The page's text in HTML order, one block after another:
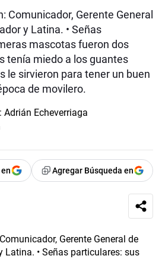
Comunicador, Gerente General
y Latina. • Señas
mascotas fueron dos
tenía miedo a los guantes
le sirvieron para tener un buen
de movilero.
Agregar Búsqueda en
Gerente General de
Latina. • Señas particulares: sus